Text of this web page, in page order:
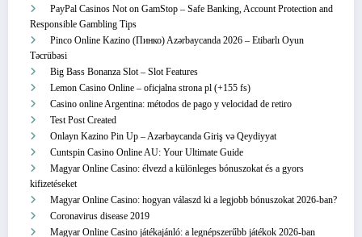
PayPal Casinos Not on GamStop – Safe Banking, Account Protection and
Responsible Gambling Tips
Pinco Online Kazino (Пинко) Azərbaycanda 2026 – Etibarlı Oyun
Təcrübəsi
Big Bass Bonanza Slot – Slot Features
Lemon Casino Online – oficjalna strona pl (+155 fs)
Casino online Argentina: métodos de pago y velocidad de retiro
Test Post Created
Onlayn Kazino Pin Up – Azərbaycanda Giriş və Qeydiyyat
Cuntspin Casino Online AU: Your Ultimate Guide
Magyar Online Casino: élvezd a különleges bónuszokat és a gyors
kifizetéseket
Magyar Online Casino: hogyan válaszd ki a legjobb bónuszokat 2026-ban?
Coronavirus disease 2019
Magyar Online Casino játékajánló: a legnépszerűbb játékok 2026-ban